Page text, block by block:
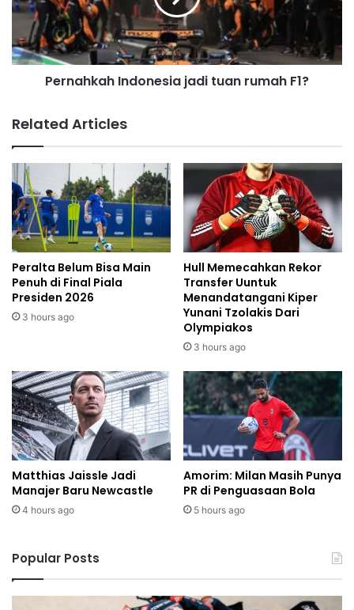
Pernahkah Indonesia jadi tuan rumah F1?
Related Articles
Peralta Belum Bisa Main
Penuh di Final Piala
Presiden 2026
3 hours ago
Hull Memecahkan Rekor
Transfer Uuntuk
Menandatangani Kiper
Yunani Tzolakis Dari
Olympiakos
3 hours ago
Matthias Jaissle Jadi
Manajer Baru Newcastle
4 hours ago
Amorim: Milan Masih Punya
PR di Penguasaan Bola
5 hours ago
Popular Posts